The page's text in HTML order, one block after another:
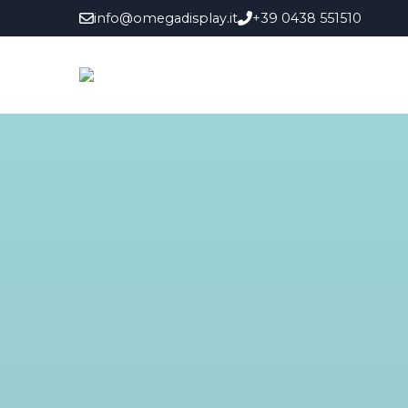
info@omegadisplay.it +39 0438 551510